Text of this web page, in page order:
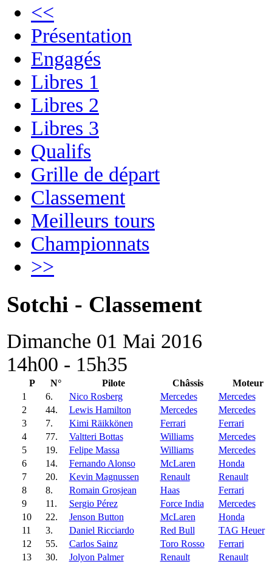
<<
Présentation
Engagés
Libres 1
Libres 2
Libres 3
Qualifs
Grille de départ
Classement
Meilleurs tours
Championnats
>>
Sotchi - Classement
Dimanche 01 Mai 2016
14h00 - 15h35
P N° Pilote Châssis
Moteur
1
6. Nico Rosberg Mercedes
Mercedes
2
44. Lewis Hamilton Mercedes
Mercedes
3
7. Kimi Räikkönen Ferrari
Ferrari
4
77. Valtteri Bottas Williams
Mercedes
5
19. Felipe Massa Williams
Mercedes
6
14. Fernando Alonso McLaren
Honda
7
20. Kevin Magnussen Renault
Renault
8
8. Romain Grosjean Haas
Ferrari
9
11. Sergio Pérez Force India
Mercedes
10
22. Jenson Button McLaren
Honda
11
3. Daniel Ricciardo Red Bull
TAG Heuer
12
55. Carlos Sainz Toro Rosso
Ferrari
13
30. Jolyon Palmer Renault
Renault